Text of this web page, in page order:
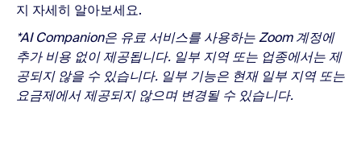
지 자세히 알아보세요.
*AI Companion은 유료 서비스를 사용하는 Zoom 계정에
추가 비용 없이 제공됩니다. 일부 지역 또는 업종에서는 제
공되지 않을 수 있습니다. 일부 기능은 현재 일부 지역 또는
요금제에서 제공되지 않으며 변경될 수 있습니다.